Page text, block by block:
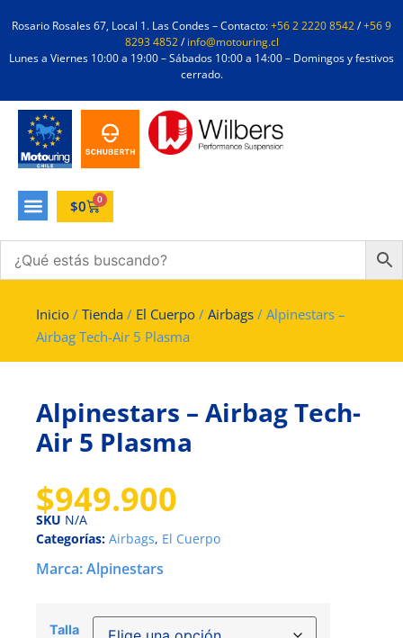
Rosario Rosales 67, Local 1. Las Condes – Contacto:+56 2 2220 8542/+56 9
8293 4852/info@motouring.cl
Lunes a Viernes 10:00 a 19:00 – Sábados 10:00 a 14:00 – Domingos y festivos
cerrado.
$0 0
Inicio / Tienda / El Cuerpo / Airbags / Alpinestars –
Airbag Tech-Air 5 Plasma
Alpinestars – Airbag Tech-
Air 5 Plasma
$949.900
SKU N/A
Categorías: Airbags, El Cuerpo
Marca:Alpinestars
Talla